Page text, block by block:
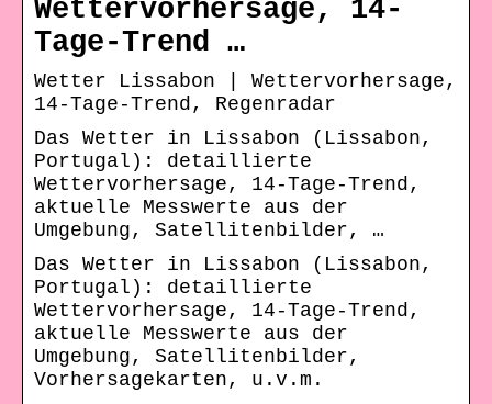
Wettervorhersage, 14-
Tage-Trend …
Wetter Lissabon | Wettervorhersage,
14-Tage-Trend, Regenradar
Das Wetter in Lissabon (Lissabon,
Portugal): detaillierte
Wettervorhersage, 14-Tage-Trend,
aktuelle Messwerte aus der
Umgebung, Satellitenbilder, …
Das Wetter in Lissabon (Lissabon,
Portugal): detaillierte
Wettervorhersage, 14-Tage-Trend,
aktuelle Messwerte aus der
Umgebung, Satellitenbilder,
Vorhersagekarten, u.v.m.